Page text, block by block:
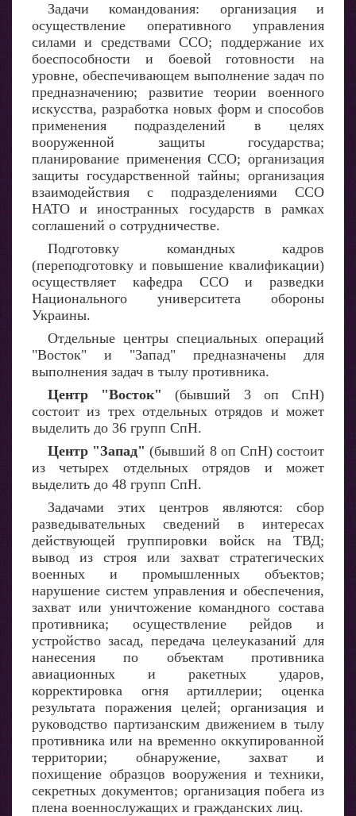
Задачи командования: организация и
осуществление оперативного управления
силами и средствами ССО; поддержание их
боеспособности и боевой готовности на
уровне, обеспечивающем выполнение задач по
предназначению; развитие теории военного
искусства, разработка новых форм и способов
применения подразделений в целях
вооруженной защиты государства;
планирование применения ССО; организация
защиты государственной тайны; организация
взаимодействия с подразделениями ССО
НАТО и иностранных государств в рамках
соглашений о сотрудничестве.
Подготовку командных кадров
(переподготовку и повышение квалификации)
осуществляет кафедра ССО и разведки
Национального университета обороны
Украины.
Отдельные центры специальных операций
"Восток" и "Запад" предназначены для
выполнения задач в тылу противника.
Центр "Восток"
(бывший 3 оп СпН)
состоит из трех отдельных отрядов и может
выделить до 36 групп СпН.
Центр "Запад" (бывший 8 оп СпН) состоит
из четырех отдельных отрядов и может
выделить до 48 групп СпН.
Задачами этих центров являются: сбор
разведывательных сведений в интересах
действующей группировки войск на ТВД;
вывод из строя или захват стратегических
военных и промышленных объектов;
нарушение систем управления и обеспечения,
захват или уничтожение командного состава
противника; осуществление рейдов и
устройство засад, передача целеуказаний для
нанесения по объектам противника
авиационных и ракетных ударов,
корректировка огня артиллерии; оценка
результата поражения целей; организация и
руководство партизанским движением в тылу
противника или на временно оккупированной
территории; обнаружение, захват и
похищение образцов вооружения и техники,
секретных документов; организация побега из
плена военнослужащих и гражданских лиц.